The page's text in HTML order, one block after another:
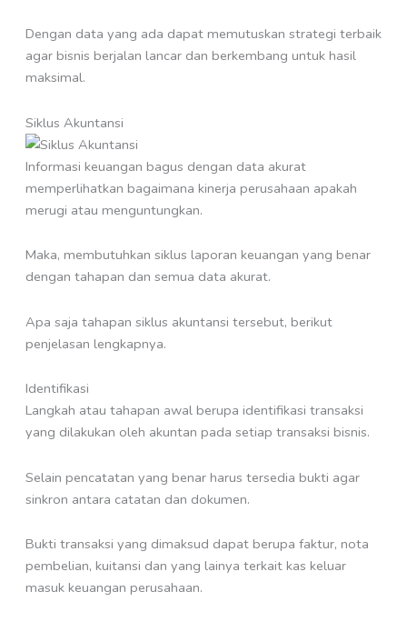
Dengan data yang ada dapat memutuskan strategi terbaik
agar bisnis berjalan lancar dan berkembang untuk hasil
maksimal.
Siklus Akuntansi
Informasi keuangan bagus dengan data akurat
memperlihatkan bagaimana kinerja perusahaan apakah
merugi atau menguntungkan.
Maka, membutuhkan siklus laporan keuangan yang benar
dengan tahapan dan semua data akurat.
Apa saja tahapan siklus akuntansi tersebut, berikut
penjelasan lengkapnya.
Identifikasi
Langkah atau tahapan awal berupa identifikasi transaksi
yang dilakukan oleh akuntan pada setiap transaksi bisnis.
Selain pencatatan yang benar harus tersedia bukti agar
sinkron antara catatan dan dokumen.
Bukti transaksi yang dimaksud dapat berupa faktur, nota
pembelian, kuitansi dan yang lainya terkait kas keluar
masuk keuangan perusahaan.